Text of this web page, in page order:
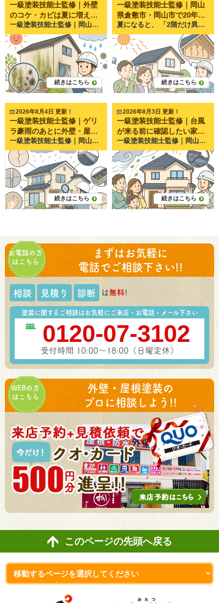
一級塗装技能士監修｜外壁
のコケ・カビは夏に増え
る？発生する理由を解説 一級塗装技能士監修｜岡山県倉敷市・岡山市で20年以上、外壁塗装・屋根塗装・雨漏り修理を行うペイントプロ美達が解説します。 夏になると、 「北側の外壁が緑色になってきた…」 「黒い汚れがカビなのか分からない」 「洗えば落ちるの？塗装しないとダメ？」 このようなご相談をいただくことが増えてきます。 岡山県は「晴れの国」と呼ばれる一方で、梅雨や夏場は湿度が高く、場所によってはコケやカビが発生しやすい環境になります。 実際にペイントプロ美達でも、6月から9月頃にかけて、 外壁の北側だけ緑色になった ベランダ周辺だけ黒くなっている 外壁がいつも湿って見える といったお問い合わせが非常に多くなります。 コケやカビは見た目の問題だけと思われがちですが、実は外壁の防水性能が低下しているサインであることも少なくありません。 今回は、夏にコケやカビが増える理由や、放置するリスク、対処方法について分かりやすく解説します。 夏になると外壁のコケ・カビが増えるのは本当？ 夏にお問い合わせが増える理由 結論から言うと、夏はコケやカビが発生しやすい季節です。 その理由は、 気温が高い 湿度が高い 雨が多い 日陰が乾きにくい という条件が揃うためです。 特に梅雨明け後は気温が一気に上がる一方で、夜露や夕立によって外壁が湿った状態になることも多く、コケやカビが繁殖しやすい環境になります。 コケとカビの違いとは？ 「コケ」と「カビ」は同じように見えますが、実は別のものです。 コケ 緑色になることが多い 水分が多い場所を好む 北側や日陰に発生しやすい カビ 黒色や茶色になることが多い 湿気と汚れを栄養に増殖する 外壁だけでなく軒天やベランダにも発生する どちらも放置すると汚れが定着し、通常の水洗いでは落ちにくくなります。 外壁にコケ・カビが発生する5つの原因 原因① 高温多湿な環境 コケやカビは湿気が大好きです。 夏は湿度が70〜90％になる日も多く、外壁が乾きにくくなるため繁殖しやすくなります。 岡山県でも梅雨から夏にかけては、この条件が揃いやすい季節です。 原因② 日当たりが悪い場所 特に多いのが、 北側の外壁 隣家との距離が近い場所 樹木の近く です。 太陽が当たらないため、水分が長時間残り、コケやカビが発生しやすくなります。 ペイントプロ美達でも、 「北側だけ汚れている」 というご相談は非常によくあります。 原因③ 外壁表面の防水性能低下 塗装には、水をはじく役割があります。 しかし経年劣化すると、この性能が弱くなります。 すると、 外壁が水を吸う ↓ 乾きにくくなる ↓ コケ・カビが増える という悪循環が起こります。 つまり、コケやカビは「塗装の寿命が近づいているサイン」の一つでもあります。 原因④ 土や植物が近い環境 植木や芝生が近い住宅では、 湿気 土ぼこり 胞子（ほうし） が飛びやすくなります。 そのため、同じ築年数でもコケの付き方には大きな差があります。 原因⑤ 汚れが蓄積している 排気ガスやホコリ、花粉などが付着すると、それらがコケやカビの栄養源になります。 特に交通量の多い道路沿いでは、汚れと一緒にコケが繁殖するケースも少なくありません。 コケ・カビを放置するとどうなる？ 美観だけでは済まない理由 最初は見た目が悪くなる程度ですが、 外壁が黒ずむ 緑色になる 家全体が古く見える といった影響があります。 住宅の印象は大きく変わってしまいます。 外壁の劣化を早めるケースもある さらに問題なのは、 コケやカビが水分を保持し続けることです。 外壁が常に湿った状態になることで、 塗膜の劣化 チョーキング（手で触ると白い粉が付く現象） ひび割れ につながることがあります。 コケ自体が外壁を壊すわけではありませんが、劣化を進める原因の一つになることがあります。 コケ・カビは洗浄だけで落ちる？塗装が必要なケースとは 高圧洗浄だけで改善するケース 次のような場合は、高圧洗浄で十分きれいになることがあります。 築浅 防水性能が残っている 表面だけに付着している このようなケースでは、塗装までは必要ないこともあります。 塗装が必要になるケース 一方で、 チョーキングしている 色あせが進んでいる ひび割れがある コーキングが傷んでいる このような症状が一緒に見られる場合は、洗浄だけでは根本的な解決にはなりません。 外壁そのものの保護機能が低下しているため、塗装によるメンテナンスを検討するタイミングといえるでしょう。 コケ・カビを予防するためにできること 定期的な点検・清掃 年に一度程度でも、 北側の外壁 ベランダ周辺 雨樋付近 を確認する習慣をつけるだけで、早期発見につながります。 軽いうちなら、専門業者による洗浄だけで改善できるケースもあります。 防カビ・防藻性能のある塗料を選ぶ 近年の塗料には、 防カビ 防藻 低汚染 といった性能を持つものがあります。 これらはコケやカビを完全に防ぐものではありませんが、発生しにくい環境を維持しやすくなります。 岡山のように湿度が高くなる季節がある地域では、こうした機能を備えた塗料を選ぶことも有効です。 ペイントプロ美達でも夏に多いご相談 ペイントプロ美達では、 「洗浄だけで済みますか？」 「塗装しないとダメですか？」 「まだ様子を見ても大丈夫でしょうか？」 というご相談を数多くいただきます。 実際に現地調査をすると、「コケが原因」ではなく、その背景に塗膜の劣化や防水性能の低下が見つかるケースも少なくありません。 一方で、築年数が比較的新しく、塗膜の状態が良好であれば、洗浄だけで十分改善できることもあります。 そのため、見た目だけで判断せず、外壁全体の状態を確認することが大切です。 私たちは必要以上の工事をおすすめするのではなく、現在の状態を分かりやすくご説明し、お住まいに合ったメンテナンス方法をご提案しています。 まとめ｜コケ・カビは外壁からのサインかもしれません 夏は気温と湿度が高くなるため、外壁にコケやカビが発生しやすい季節です。 しかし、その背景には、 防水性能の低下 塗膜の劣化 日当たりや周辺環境 など、さまざまな原因が隠れていることがあります。 コケやカビは、単なる見た目の問題ではなく、お住まいのメンテナンス時期を知らせるサインである場合もあります。 「洗浄だけで済むのか」「塗装が必要なのか」は、実際の外壁の状態を確認してみないと判断できません。 もし、 コケやカビが年々増えている 北側だけ緑色になっている 外壁の色あせやひび割れも気になる といった症状がありましたら、一度お住まいの状態を確認してみることをおすすめします。 ペイントプロ美達では、岡山県倉敷市・岡山市を中心に、外壁や屋根の無料点検を行っています。現在の状態を写真で分かりやすくご説明し、洗浄で対応できるのか、今後どのようなメンテナンスが適しているのかを丁寧にご案内しています。 大切なお住まいを長く守るためにも、「まだ大丈夫かな？」と思ったタイミングで、お気軽にご相談ください。
続きはこちら
一級塗装技能士監修｜岡山
県倉敷市・岡山市で20年以
上、外壁塗装・屋根塗装・
雨漏り修理を行うペイント
プロ美達が解説します。
夏になると、 「2階だけ異常に暑い…」 「エアコンをつけてもなかなか涼しくならない」 「屋根が原因なのかな？」 そんなお悩みを感じたことはありませんか。 実は夏の屋根は、表面温度が60～80℃近くまで上昇することも珍しくありません。 その熱が屋根裏や天井へ伝わることで、室内の温度が上がってしまいます。 実際にペイントプロ美達でも夏になると、 「2階がサウナのように暑い」 「遮熱塗料って本当に効果がある？」 「屋根塗装で暑さは改善できますか？」 というご相談を数多くいただきます。 しかし、屋根が熱くなる原因は一つではありません。 この記事では、屋根が熱くなる理由や、今日からできる暑さ対策、屋根塗装による改善方法まで、一級塗装技能士が分かりやすく解説します。 屋根が熱くなるのはなぜ？夏に温度が上がる3つの原因 屋根は一日中強い紫外線を受けている 屋根は住宅の中でも最も太陽に近い場所です。 外壁と違って日陰になる時間が少なく、朝から夕方まで直射日光を受け続けます。 真夏の岡山では気温が35℃を超える日も珍しくありません。 そのため屋根の表面温度は、人が触れないほど高温になります。 特に黒や濃い色の屋根は熱を吸収しやすく、温度がさらに上がる傾向があります。 屋根材そのものが熱をため込みやすい 屋根材には、 スレート セメント瓦 金属屋根 和瓦 などさまざまな種類があります。 どの屋根材も熱を受けますが、特に金属屋根は熱を伝えやすく、スレート屋根は熱を蓄えやすい特徴があります。 また、塗膜が劣化すると太陽光を反射しにくくなり、以前より熱を持ちやすくなることもあります。 屋根裏に熱がこもってしまう 屋根が熱くなるだけでなく、その熱が屋根裏に溜まることも大きな原因です。 屋根裏は風通しが悪いと熱が逃げにくく、夕方になっても高温のままになることがあります。 その結果、 天井が熱くなる 夜になっても部屋が暑い エアコンが効きにくい という状態になってしまいます。 屋根が熱くなると起こる住まいへの影響 2階の室温が上がる 最も分かりやすい影響が、2階の暑さです。 1階は快適でも、2階だけ3～5℃ほど高く感じるご家庭も少なくありません。 エアコン代が高くなりやすい 室内が冷えにくくなるため、 エアコンの運転時間が長くなる 設定温度を下げる 電気代が増える という悪循環になります。 屋根材や塗膜の劣化が早まる 高温状態が続くと、 塗膜の色あせ 塗膜の劣化 屋根材の傷み も進みやすくなります。 紫外線と熱は、屋根にとって非常に大きな負担なのです。 自宅でできる暑さ対策 すだれ・遮熱カーテンを活用する 窓から入る熱を減らすだけでも室温は変わります。 特に南側・西側の窓は効果を感じやすいでしょう。 屋根裏の換気を見直す 屋根裏換気が不足している住宅では、換気口の改善によって熱が抜けやすくなることがあります。 新築時からそのままになっているケースも少なくありません。 エアコンだけに頼らない サーキュレーターで空気を循環させることで冷房効率が向上します。 小さな工夫でも快適性は大きく変わります。 屋根塗装でできる暑さ対策とは？ 遮熱塗料とはどんな塗料？ 遮熱塗料とは、太陽光の中でも熱の原因となる近赤外線を反射しやすい塗料です。 屋根の表面温度を下げることで、室内への熱の伝わりを軽減する効果が期待できます。 「屋根そのものが熱くなりにくくなる」というイメージです。 断熱塗料との違い よく混同されますが、 遮熱塗料 →熱を反射する 断熱塗料 →熱を伝えにくくする という違いがあります。 住宅の状況によって向いている塗料は異なります。 遮熱塗料だけでは解決しないケースもある ペイントプロ美達でも現地調査をすると、 「屋根ではなく天井断熱材が少なかった」 「屋根裏換気がほとんどなかった」 というケースもあります。 つまり、暑さの原因は屋根だけとは限りません。 だからこそ、塗料だけで判断するのではなく、住まい全体を確認することが大切です。 ペイントプロ美達でよくいただくご相談 毎年7月から9月にかけて特に多いのが、 「2階が暑すぎて寝られない」 というご相談です。 現地調査をすると、 屋根塗装から15年以上経過 屋根の色あせが進行 遮熱性能が低下 屋根裏換気が不足 という複数の原因が重なっていることがよくあります。 逆に、「遮熱塗料を塗れば必ず涼しくなる」と期待される方もいらっしゃいますが、実際には住宅ごとの条件によって効果の感じ方は異なります。 ペイントプロ美達では、塗装だけをおすすめするのではなく、屋根の状態や築年数、断熱材の状況なども踏まえてご説明するよう心掛けています。 暑さ対策と一緒に確認したい屋根の劣化サイン 夏は屋根の状態を確認する良いタイミングでもあります。 次のような症状が見られる場合は、一度点検をおすすめします。 色あせ 新築時より色が薄くなっている場合は、塗膜の防水性が低下している可能性があります。 コケ・汚れ 表面にコケや汚れが付着しやすくなるのは、防水性能が落ちているサインです。 ひび割れやサビ スレート屋根の割れや金属屋根のサビは、放置すると雨漏りにつながることがあります。 棟板金の浮き 屋根の頂上にある金属部分（棟板金）が浮いていると、強風や台風で飛散する恐れがあります。 まとめ｜屋根の暑さは原因を知ることが対策への第一歩 夏の屋根は非常に高温になり、その熱が室内環境にも大きく影響します。 しかし、「屋根が熱い＝すぐに塗装が必要」というわけではありません。 屋根材の状態や塗膜の劣化、屋根裏の換気、断熱材の状況など、さまざまな要因を確認した上で対策を考えることが大切です。 ペイントプロ美達では、岡山県倉敷市・岡山市を中心に20年以上、屋根塗装や外壁塗装、雨漏り修理を行ってきました。 「2階の暑さが気になる」 「遮熱塗料が自宅に合うのか知りたい」 「屋根の劣化も一緒に見てもらいたい」 このようなお悩みがありましたら、まずはお気軽にご相談ください。 現地調査では屋根の状態を丁寧に確認し、写真を使いながら分かりやすくご説明いたします。無理に工事をおすすめすることはありませんので、住まいの暑さ対策やメンテナンスの参考として、お気軽にお問い合わせください。
続きはこちら
2026年8月4日 更新！
一級塗装技能士監修｜ゲリ
ラ豪雨のあとに外壁・屋根
で確認したい劣化サイン 一級塗装技能士監修｜岡山県倉敷市・岡山市で20年以上、外壁塗装・屋根塗装・雨漏り修理を行うペイントプロ美達が解説します。 近年、岡山県でも突然激しい雨が降る**「ゲリラ豪雨」**が増えています。 短時間で大量の雨が降るため、 「雨漏りはしていないけど大丈夫？」 「外壁に異常がないか心配」 「次の台風までに点検した方がいい？」 と不安になる方も多いのではないでしょうか。 実際にペイントプロ美達でも、夏場は 「雨が止んだら外壁にシミができていた」 「雨樋から水があふれていた」 「急に天井へシミができた」 といったお問い合わせが非常に増えます。 ゲリラ豪雨は一度だけでも住宅に負担を与えることがあります。 今回は、ご自宅で安全に確認できる外壁・屋根の劣化サインを分かりやすくご紹介します。 ゲリラ豪雨のあとに家の点検が必要な理由 近年増えているゲリラ豪雨とは ゲリラ豪雨とは、短時間で局地的に降る非常に激しい雨のことです。 通常の雨とは違い、 一気に大量の雨が降る 強風を伴うことがある 排水が追いつかない という特徴があります。 住宅は通常の雨を想定して作られていますが、近年のような集中豪雨では想定以上の負荷がかかるケースも少なくありません。 一度の大雨でも住宅にダメージが残ることがある 外壁や屋根に劣化があると、そこから雨水が入り込みやすくなります。 特に、 築10年以上 一度も塗装していない 前回の塗装から10年以上経過 という住宅では注意が必要です。 普段は問題がなくても、大雨をきっかけに不具合が表面化することがあります。 ゲリラ豪雨のあとに確認したい外壁の劣化サイン5選 ① 外壁のひび割れ（クラック） 外壁に細い線のような割れが入っていませんか？ これを**クラック（ひび割れ）**といいます。 細いひびでも雨水の侵入口になることがあります。 特に幅が広くなっているものや深い割れは早めの点検がおすすめです。 施工写真では、 細いひび 大きく口が開いたひび を比較すると違いが分かりやすくなります。 ② コーキング（シーリング）の割れ・剥がれ サイディング外壁の継ぎ目にあるゴムのような部分をコーキングといいます。 この部分が 割れる やせる 剥がれる と雨水が入り込みやすくなります。 ペイントプロ美達でも最も多く見つかる劣化の一つです。 ③ 外壁の膨れ・浮き 外壁がポコポコと膨らんでいる場合は注意が必要です。 内部に水分が入り込み、塗膜が浮いている可能性があります。 放置すると剥がれにつながることがあります。 ④ チョーキング（白い粉） 外壁を触ったときに白い粉が付く現象です。 これは塗膜が紫外線や雨によって劣化しているサインです。 防水性能が落ち始めている目安になります。 ⑤ 雨染み・黒ずみ 豪雨後に急に黒い筋やシミができた場合は、 雨水の流れが変わった 外壁内部に水分が入っている 可能性があります。 見た目だけでなく原因を調べることが大切です。 屋根で確認したい劣化サイン5選 ※屋根には絶対に登らず、地上から見える範囲で確認しましょう。 ① 棟板金の浮き 屋根の一番高い部分にある金属を**棟板金（むねばんきん）**といいます。 強風や豪雨で浮くことがあります。 放置すると飛散や雨漏りにつながる恐れがあります。 ② 瓦やスレートのズレ・割れ 双眼鏡などで見ると、 割れ ズレ 欠け が見えることがあります。 強い雨風のあとには一度確認しておきたいポイントです。 ③ 雨樋の詰まり・外れ ゲリラ豪雨では、 落ち葉 土 枝 が一気に流れ込みます。 雨樋が詰まると外壁へ大量の水が流れ、別の劣化を招くことがあります。 ④ 軒天のシミ 屋根の裏側にある天井部分を**軒天（のきてん）**といいます。 ここにシミがある場合は雨漏りの初期症状の可能性があります。 ⑤ 室内天井の雨染み 意外と見落とされるのが室内です。 天井に 黄色いシミ 茶色い跡 ができた場合は雨漏りを疑いましょう。 ゲリラ豪雨後にやってはいけないこと 屋根に登る 毎年、屋根の点検中の転落事故が発生しています。 濡れた屋根は非常に滑りやすく危険です。 応急処置を自己判断で行う ブルーシートを固定するために屋根へ上がることも危険です。 誤った補修で被害が広がるケースもあります。 異常を放置する 「雨漏りしていないから大丈夫」 と思っていても、 数か月後に症状が出ることもあります。 小さな異変を見逃さないことが大切です。 ペイントプロ美達で実際によくあるご相談 岡山県倉敷市・岡山市では、近年ゲリラ豪雨のあとにお問い合わせが増えています。 特によくあるのが、 雨樋から水があふれた 外壁の継ぎ目が開いていた ベランダに水が溜まる 天井に小さなシミができた というご相談です。 実際に点検へ伺うと、大規模な修理ではなく、 コーキング補修 棟板金の固定 雨樋清掃 部分補修 だけで済むケースも少なくありません。 一方で、「様子を見よう」と数年放置した結果、雨漏りが進行し、下地や木材まで傷んでしまっていたケースもあります。 だからこそ、異常が小さいうちの確認が住まいを長持ちさせるポイントになります。 施工事例としては、以下のような写真を掲載すると読者にも伝わりやすくなります。 コーキングの割れ（施工前・施工後） 棟板金の浮き 雨樋の詰まり 外壁のひび割れ補修 ベランダ防水の施工前後 まとめ｜小さな異変が家を守る第一歩 ゲリラ豪雨は、見た目では分からない部分にもダメージを与えることがあります。 今回ご紹介したように、 外壁のひび割れ コーキングの劣化 雨樋の詰まり 棟板金の浮き 天井の雨染み などは、早めに気付くことで大きな修理を防げる可能性があります。 「今すぐ工事が必要」というわけではなくても、現状を把握しておくことは住まいを長持ちさせるためにとても大切です。 ペイントプロ美達では、岡山県倉敷市・岡山市を中心に、一級塗装技能士による無料点検を行っています。 ゲリラ豪雨のあとに少しでも気になる症状があれば、「これくらいで相談してもいいのかな？」という段階でも構いません。 現在の状態を分かりやすくご説明し、必要な補修がある場合も、写真をお見せしながら丁寧にご案内いたします。 大切なお住まいを長く安心して守るためにも、気になるサインを見つけた際は、お気軽にペイントプロ美達までご相談ください。
続きはこちら
2026年8月3日 更新！
一級塗装技能士監修｜台風
が来る前に確認したい家の
チェックポイント10選
一級塗装技能士監修｜岡山県倉敷市・岡山市で20年以上、外壁塗装・屋根塗装・雨漏り修理を行うペイントプロ美達が解説します。 毎年夏から秋にかけて心配になるのが台風です。 ニュースで大型台風の進路予報を見ると、 「うちは大丈夫かな？」 「何を確認しておけばいいの？」 「屋根や外壁は点検した方がいい？」 と不安になる方も多いのではないでしょうか。 実際にペイントプロ美達でも、台風の前後には 雨漏りした 雨樋が外れた 棟板金が飛んだ 外壁から雨水が入った というご相談が急増します。 しかし、多くのトラブルは事前の点検で防げるケースも少なくありません。 今回は、ご自宅で簡単に確認できる**「台風前にチェックしたいポイント10選」**を、分かりやすく解説します。 台風前の点検が重要な理由 家は毎日、紫外線や雨風にさらされています。 普段は問題なく見えていても、小さな劣化があると台風の強風や豪雨によって一気に被害が広がることがあります。 例えば、 小さなひび割れから雨水が侵入 緩んでいた板金が飛散 詰まった雨樋から雨漏り など、台風が「きっかけ」となって大きなトラブルへ発展することがあります。 だからこそ、台風が来る前の点検がとても重要なのです。 チェックポイント① 屋根材のズレや割れはないか 屋根は普段ほとんど見ることがありません。 しかし、 瓦のズレ スレートの割れ 金属屋根の浮き などがあると、強風で飛散したり、雨漏りにつながる恐れがあります。 屋根には絶対に上らない 「少し見てみよう」と屋根へ上るのは非常に危険です。 毎年、点検中の転落事故が発生しています。 双眼鏡や地上から見える範囲だけ確認し、気になる場合は専門業者へ相談しましょう。 チェックポイント② 棟板金が浮いていないか 棟板金（むねばんきん）とは、屋根の一番高い部分についている金属です。 台風で飛散するケースが非常に多い場所でもあります。 こんな症状は要注意 釘が浮いている 隙間がある ガタガタして見える 美達でも、 「訪問業者に棟板金が浮いていると言われた」 というご相談をよくいただきます。 実際には問題ない場合もあるため、不安な時は写真付きで点検してもらうことをおすすめしています。 チェックポイント③ 雨樋に落ち葉が詰まっていないか 雨樋は屋根の雨水を流す重要な設備です。 落ち葉や泥が詰まると、 雨水があふれる 外壁を汚す 軒裏へ水が回る 原因になります。 特に庭木がある住宅では注意が必要です。 チェックポイント④ 外壁のひび割れを確認する 外壁に細いひびが入っていませんか？ このひび割れから雨水が侵入すると、 外壁内部の腐食 雨漏り カビ などにつながります。 幅0.3mm以上のひびは要注意 髪の毛程度の細いひびでも、場所によっては補修が必要です。 気になる場合は写真を撮って相談すると判断しやすくなります。 チェックポイント⑤ コーキングの割れや剥がれ サイディング住宅では、目地に入っているゴム状の部分を**コーキング（シーリング）**と呼びます。 これが 硬くなっている 割れている 剥がれている 状態だと雨水が侵入しやすくなります。 築10年前後になると劣化が目立ち始めるケースが多く見られます。 チェックポイント⑥ ベランダの排水口を掃除する 意外と見落とされるのがベランダです。 排水口に 落ち葉 土 ゴミ が詰まると、水が流れずプールのようになります。 この状態が続くと、 防水層へ負担がかかり、雨漏りにつながることがあります。 台風前には一度掃除しておきましょう。 チェックポイント⑦ 雨戸・シャッターは正常に動くか 強風で飛来物が飛んでくることがあります。 その際に窓ガラスを守るのが雨戸やシャッターです。 スムーズに閉まるか 鍵がかかるか 事前に確認しておくと安心です。 チェックポイント⑧ 庭やベランダの飛散物を片付ける 風速30〜40mになると、 植木鉢 物干し竿 自転車 ゴミ箱 なども飛ばされることがあります。 飛散物は自宅だけでなく、ご近所への被害につながることもあるため、屋内へ移動させましょう。 チェックポイント⑨ アンテナや波板のぐらつき 古いアンテナやカーポートの波板も強風被害が多い場所です。 ネジが緩んでいる 波板が浮いている 場合は早めに補修しておくと安心です。 チェックポイント⑩ 雨漏りの前兆がないか 台風が来る前に、 天井のシミ クロスの浮き カビ臭い 窓まわりの変色 がないか確認しましょう。 これらは雨漏りの初期症状であることがあります。 美達でも、 「台風で急に雨漏りしたと思ったら、実は以前から少しずつ水が入っていた」 というケースを何度も経験しています。 美達によくいただくご相談 毎年8月から10月にかけて、ペイントプロ美達では次のようなお問い合わせが増えます。 「屋根が飛びそうと言われた」 訪問業者から突然言われ、不安になってご相談いただくケースです。 実際に点検すると問題ないことも多く、逆に気付いていなかった別の劣化が見つかることもあります。 「雨漏りしてからでは遅かった…」 雨漏りは室内に水が落ちてきた時点で、すでに内部まで水が回っていることもあります。 そのため、「雨漏りする前」の点検が重要です。 台風前にやってはいけないこと 屋根へ上る 最も危険です。 絶対に自分では点検しないようにしましょう。 強風時に補修する ブルーシートを掛けようとして事故になるケースもあります。 台風接近中は無理をせず、安全を最優先にしてください。 まとめ｜台風は「来る前」の備えが家を守ります 台風は自然災害なので防ぐことはできません。 しかし、 屋根 外壁 雨樋 ベランダ コーキング などを事前に確認することで、多くの被害を防げる可能性があります。 特に築10年以上経過した住宅では、小さな劣化が進行していることも珍しくありません。 ペイントプロ美達でも、「台風が来る前に一度見てほしい」というご相談を毎年多くいただいています。実際に点検を行うと、大きな修理が必要になる前に補修できたケースも少なくありません。 「自分では判断が難しい」「屋根の状態が見えない」「気になる箇所がある」という場合は、無理にご自身で確認するのではなく、専門業者による点検を受けることをおすすめします。 ペイントプロ美達では、岡山県倉敷市・岡山市を中心に、屋根・外壁の状態を写真付きで分かりやすくご説明しています。必要以上の工事をおすすめすることはありませんので、台風シーズン前の住まいの健康チェックとして、お気軽にご相談ください。
続きはこちら
お電話の方
はこちら
まずはお気軽に
電話でご相談下さい!!
相談 見積り 診断 は無料!
塗装に関するご相談はお気軽にご来店・お電話・メール下さい
0120-07-3102
受付時間 10:00～18:00（日曜定休）
WEBの方
はこちら
外壁・屋根塗装の
プロに相談しよう!!
このページの先頭へ戻る